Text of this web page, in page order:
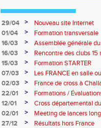
29/04 >
Nouveau site Internet
01/04
>
Formation transversale
16/03
>
Assemblée générale
16/03
>
Rencontre des clubs
15/03
>
Formation STARTER
07/03
>
Les FRANCE en salle
02/03
>
France de cross à
22/01
>
Formations /
12/01
>
Cross départemental
02/01
>
Meeting de lancers
27/12
>
Résultats hors France